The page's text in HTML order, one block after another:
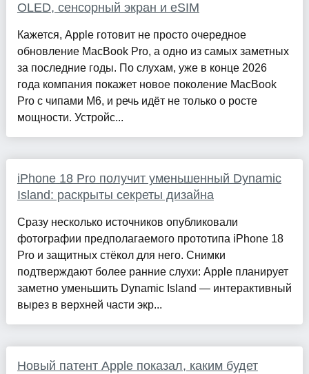
OLED, сенсорный экран и eSIM
Кажется, Apple готовит не просто очередное
обновление MacBook Pro, а одно из самых заметных
за последние годы. По слухам, уже в конце 2026
года компания покажет новое поколение MacBook
Pro с чипами M6, и речь идёт не только о росте
мощности. Устройс...
iPhone 18 Pro получит уменьшенный Dynamic
Island: раскрыты секреты дизайна
Сразу несколько источников опубликовали
фотографии предполагаемого прототипа iPhone 18
Pro и защитных стёкол для него. Снимки
подтверждают более ранние слухи: Apple планирует
заметно уменьшить Dynamic Island — интерактивный
вырез в верхней части экр...
Новый патент Apple показал, каким будет